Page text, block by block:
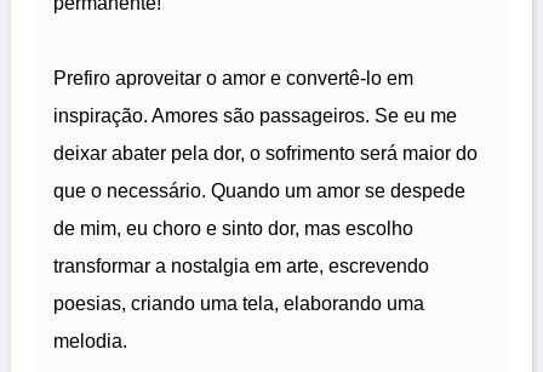
Prefiro aproveitar o amor e convertê-lo em
inspiração. Amores são passageiros. Se eu me
deixar abater pela dor, o sofrimento será maior do
que o necessário. Quando um amor se despede
de mim, eu choro e sinto dor, mas escolho
transformar a nostalgia em arte, escrevendo
poesias, criando uma tela, elaborando uma
melodia.